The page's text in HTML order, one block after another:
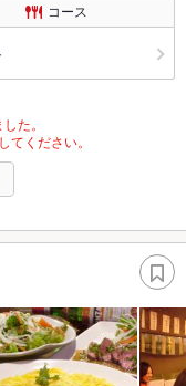
コース
た。
ください。